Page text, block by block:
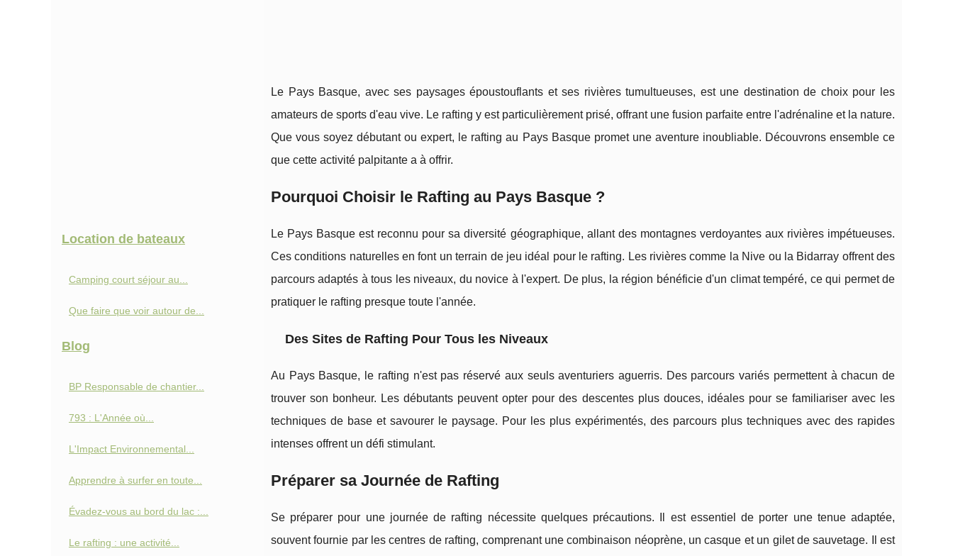
Le Pays Basque, avec ses paysages époustouflants et ses rivières tumultueuses, est une destination de choix pour les
amateurs de sports d'eau vive. Le rafting y est particulièrement prisé, offrant une fusion parfaite entre l'adrénaline et la nature.
Que vous soyez débutant ou expert, le rafting au Pays Basque promet une aventure inoubliable. Découvrons ensemble ce
que cette activité palpitante a à offrir.
Pourquoi Choisir le Rafting au Pays Basque ?
Le Pays Basque est reconnu pour sa diversité géographique, allant des montagnes verdoyantes aux rivières impétueuses.
Ces conditions naturelles en font un terrain de jeu idéal pour le rafting. Les rivières comme la Nive ou la Bidarray offrent des
parcours adaptés à tous les niveaux, du novice à l'expert. De plus, la région bénéficie d'un climat tempéré, ce qui permet de
pratiquer le rafting presque toute l'année.
Des Sites de Rafting Pour Tous les Niveaux
Au Pays Basque, le rafting n'est pas réservé aux seuls aventuriers aguerris. Des parcours variés permettent à chacun de
trouver son bonheur. Les débutants peuvent opter pour des descentes plus douces, idéales pour se familiariser avec les
techniques de base et savourer le paysage. Pour les plus expérimentés, des parcours plus techniques avec des rapides
intenses offrent un défi stimulant.
Préparer sa Journée de Rafting
Se préparer pour une journée de rafting nécessite quelques précautions. Il est essentiel de porter une tenue adaptée,
souvent fournie par les centres de rafting, comprenant une combinaison néoprène, un casque et un gilet de sauvetage. Il est
Location de bateaux
Camping court séjour au...
Que faire que voir autour de...
Blog
BP Responsable de chantier...
793 : L'Année où...
L'Impact Environnemental...
Apprendre à surfer en toute...
Évadez-vous au bord du lac :...
Le rafting : une activité...